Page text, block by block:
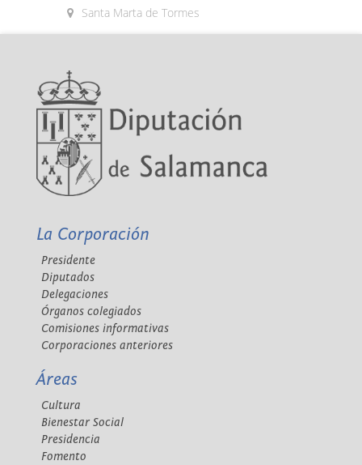
Santa Marta de Tormes
La Corporación
Presidente
Diputados
Delegaciones
Órganos colegiados
Comisiones informativas
Corporaciones anteriores
Áreas
Cultura
Bienestar Social
Presidencia
Fomento